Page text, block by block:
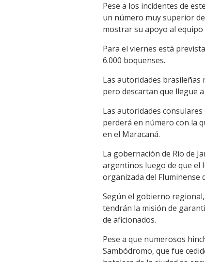
Pese a los incidentes de
un número muy superior
mostrar su apoyo al
Para el viernes está
6.000 boquenses.
Las autoridades brasileñas
pero descartan que llegue
Las autoridades
perderá en número con la
en el Maracaná.
La gobernación de Río de
argentinos luego de que el
organizada del Fluminense
Según el gobierno
tendrán la misión de
de aficionados.
Pese a que numerosos
Sambódromo, que fue